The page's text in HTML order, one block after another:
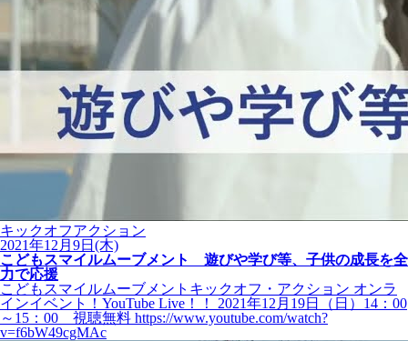
キックオフアクション
2021年12月9日(木)
こどもスマイルムーブメント 遊びや学び等、子供の成長を全
力で応援
こどもスマイルムーブメントキックオフ・アクション オンラ
インイベント！YouTube Live！！ 2021年12月19日（日）14：00
～15：00 視聴無料 https://www.youtube.com/watch?
v=f6bW49cgMAc